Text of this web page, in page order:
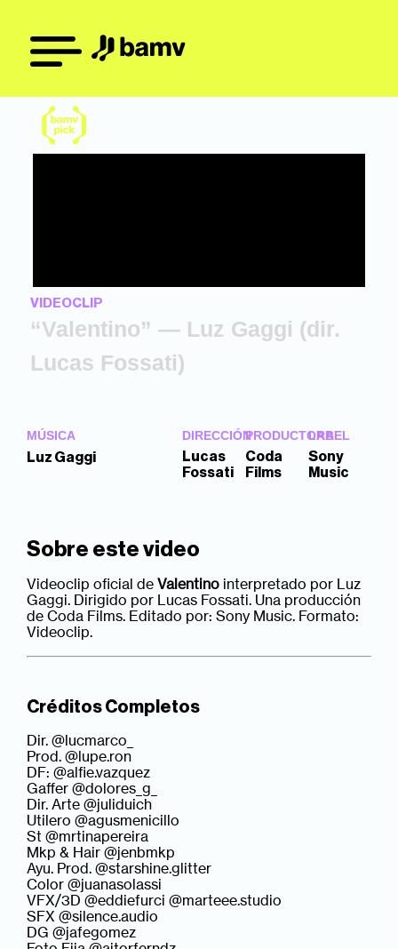
VIDEOCLIP
“Valentino” — Luz Gaggi (dir.
Lucas Fossati)
MÚSICA
Luz Gaggi
DIRECCIÓN
Lucas
Fossati
PRODUCTORA
Coda
Films
LABEL
Sony
Music
Sobre este video
Videoclip oficial deValentino interpretado por Luz
Gaggi. Dirigido por Lucas Fossati. Una producción
de Coda Films. Editado por: Sony Music. Formato:
Videoclip.
Créditos Completos
Dir. @lucmarco_
Prod. @lupe.ron
DF: @alfie.vazquez
Gaffer @dolores_g_
Dir. Arte @juliduich
Utilero @agusmenicillo
St @mrtinapereira
Mkp & Hair @jenbmkp
Ayu. Prod. @starshine.glitter
Color @juanasolassi
VFX/3D @eddiefurci @marteee.studio
SFX @silence.audio
DG @jafegomez